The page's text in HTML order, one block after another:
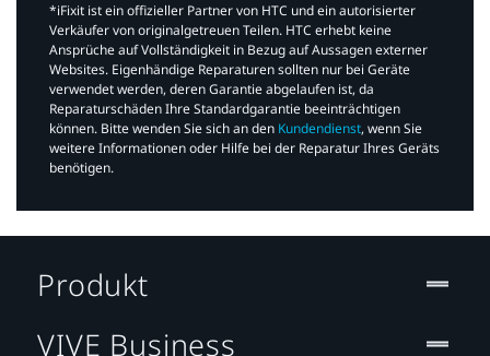
*iFixit ist ein offizieller Partner von HTC und ein autorisierter
Verkäufer von originalgetreuen Teilen. HTC erhebt keine
Ansprüche auf Vollständigkeit in Bezug auf Aussagen externer
Websites. Eigenhändige Reparaturen sollten nur bei Geräte
verwendet werden, deren Garantie abgelaufen ist, da
Reparaturschäden Ihre Standardgarantie beeinträchtigen
können. Bitte wenden Sie sich an den Kundendienst, wenn Sie
weitere Informationen oder Hilfe bei der Reparatur Ihres Geräts
benötigen.​
Produkt
VIVE Business